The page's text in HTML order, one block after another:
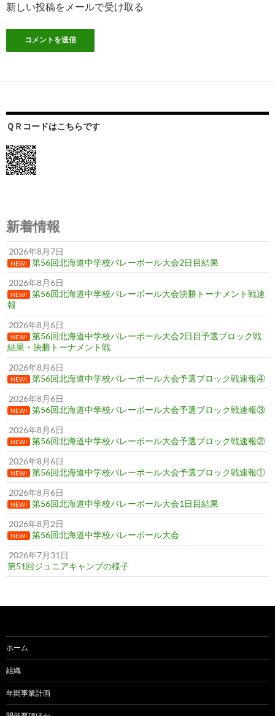
新しい投稿をメールで受け取る
ＱＲコードはこちらです
新着情報
2026年8月7日
NEW!
第56回北海道中学校バレーボール大会2日目結果
2026年8月6日
NEW!
第56回北海道中学校バレーボール大会決勝トーナメント戦速
報
2026年8月6日
NEW!
第56回北海道中学校バレーボール大会2日目予選ブロック戦
結果・決勝トーナメント戦
2026年8月6日
NEW!
第56回北海道中学校バレーボール大会予選ブロック戦速報④
2026年8月6日
NEW!
第56回北海道中学校バレーボール大会予選ブロック戦速報③
2026年8月6日
NEW!
第56回北海道中学校バレーボール大会予選ブロック戦速報②
2026年8月6日
NEW!
第56回北海道中学校バレーボール大会予選ブロック戦速報①
2026年8月6日
NEW!
第56回北海道中学校バレーボール大会1日目結果
2026年8月2日
NEW!
第56回北海道中学校バレーボール大会
2026年7月31日
第51回ジュニアキャンプの様子
ホーム
組織
年間事業計画